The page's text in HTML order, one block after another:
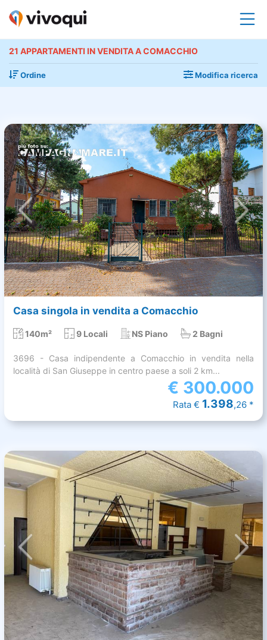
21 APPARTAMENTI IN VENDITA A COMACCHIO
Ordine Modifica ricerca
Casa singola in vendita a Comacchio
140m² 9 Locali NS Piano 2 Bagni
3696 - Casa indipendente a Comacchio in vendita nella
località di San Giuseppe in centro paese a soli 2 km...
€ 300.000
Rata € 1.398,26 *